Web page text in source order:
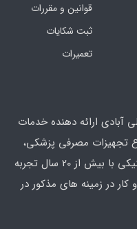
قوانین و مقررات
ثبت شکایات
تعمیرات
آبادی ارائه دهنده خدمات
تجهیزات مصرفی پزشکی،
کالای پزشکی خانگی، بیمارستانی و کلینیکی با بیش از 20 سال تجربه
در زمینه های مذکور در